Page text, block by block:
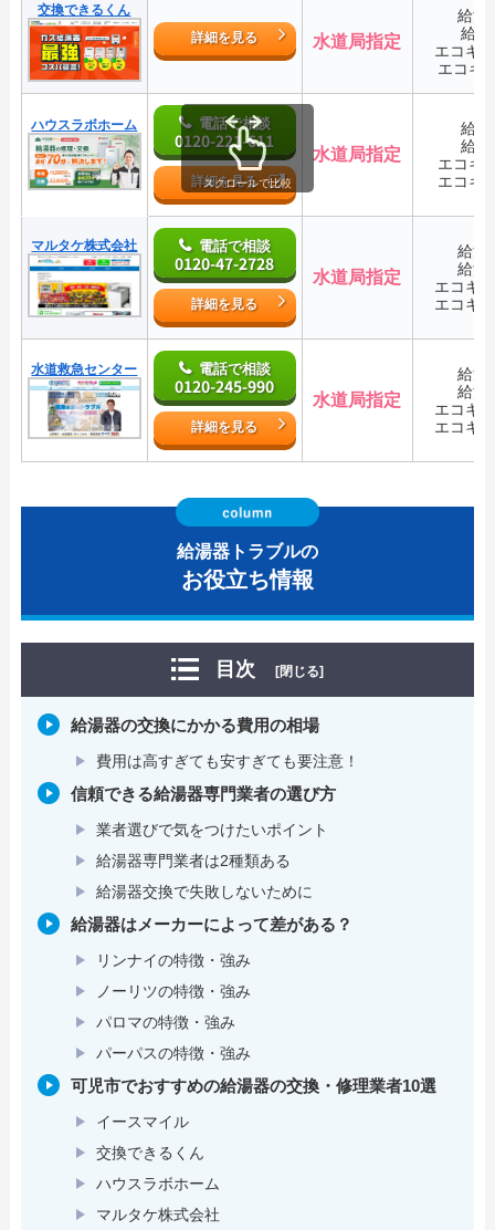
交換できるくん
詳細を見る
水道局指定
給湯
給
エコキ
エコキ
ハウスラボホーム 電話で相談
0120-221-611
詳細を見る
水道局指定
給
給
エコキ
エコキ
マルタケ株式会社 電話で相談
0120-47-2728
詳細を見る
水道局指定
給湯
給湯
エコキ
エコキ
水道救急センター 電話で相談
0120-245-990
詳細を見る
水道局指定
給湯
給湯
エコキ
エコキ
スクロールで比較
給湯器トラブルの
お役立ち情報
目次 [閉じる]
給湯器の交換にかかる費用の相場
費用は高すぎても安すぎても要注意！
信頼できる給湯器専門業者の選び方
業者選びで気をつけたいポイント
給湯器専門業者は2種類ある
給湯器交換で失敗しないために
給湯器はメーカーによって差がある？
リンナイの特徴・強み
ノーリツの特徴・強み
パロマの特徴・強み
パーパスの特徴・強み
可児市でおすすめの給湯器の交換・修理業者10選
イースマイル
交換できるくん
ハウスラボホーム
マルタケ株式会社